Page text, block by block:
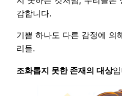
감합니다.
기쁨 하나도 다른 감정에 의
리들.
조화롭지 못한 존재의 대상